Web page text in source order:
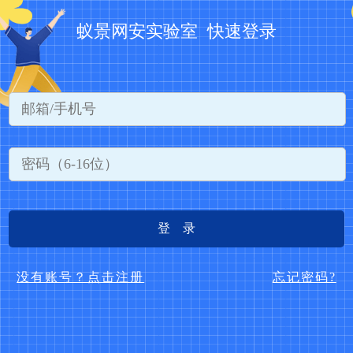
蚁景网安实验室 快速登录
登 录
没有账号？点击注册 忘记密码?